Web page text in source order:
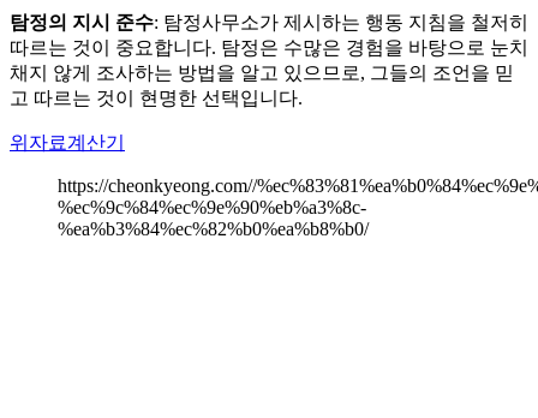
탐정의 지시 준수: 탐정사무소가 제시하는 행동 지침을 철저히
따르는 것이 중요합니다. 탐정은 수많은 경험을 바탕으로 눈치
채지 않게 조사하는 방법을 알고 있으므로, 그들의 조언을 믿
고 따르는 것이 현명한 선택입니다.
위자료계산기
https://cheonkyeong.com//
%ec%9c%84%ec%9e%90%eb%a3%8c-
%ea%b3%84%ec%82%b0%ea%b8%b0/